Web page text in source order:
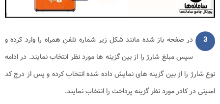
3
در صفحه باز شده مانند شکل زیر شماره تلفن همراه را وارد کرده و
سپس مبلغ شارژ را از بین گزینه ها مورد نظر انتخاب نمایند. در ادامه
نوع شارژ را از بین گزینه های نمایش داده شده انتخاب کرده و پس از درج کد
امنیتی در کادر مورد نظر گزینه پرداخت را انتخاب نمایند.